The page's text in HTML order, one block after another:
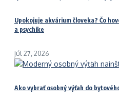
Upokojuje akvárium človeka? Čo
a psychike
júl 27, 2026
Ako vybrať osobný výťah do